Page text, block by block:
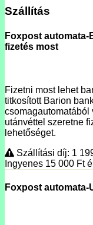
Szállítás
Foxpost automata-
fizetés most
Fizetni most lehet
titkosított Barion
csomagautomatából
utánvéttel szeretne
lehetőséget.
Szállítási díj: 1
Ingyenes 15 000 Ft
Foxpost automata-